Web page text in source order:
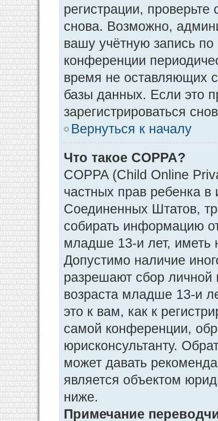
регистрации,
снова. Возможно,
вашу учётную запись
конференции
время не оставляющих
базы данных. Если это
зарегистрироваться
Вернуться к началу
Что такое COPPA?
COPPA (Child Online
частных прав ребенка в
Соединенных Штатов,
собирать информацию
младше 13-и лет, иметь
Допустимо наличие
разрешают сбор
возраста младше 13-и
это к вам, как к
самой конференции,
юрисконсультанту.
может давать
является объектом
ниже.
Примечание